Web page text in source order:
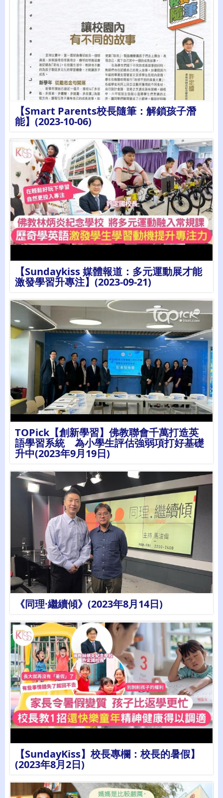
【Smart Parents校長隨筆：解鎖孩子潛
能】(2023-10-06)
詳情
【Sundaykiss 媒體報道：多元運動展才能
激發學習升專注】(2023-09-21)
詳情
TOPick【創新學習】佛教聯會千萬打造英
語學習系統 為小學生評估強弱項打好基礎
升中(2023年9月19日)
詳情
《同理·繼續傾》(2023年8月14日)
詳情
【SundayKiss】校長專欄：校長的暑假】
(2023年8月2日)
詳情